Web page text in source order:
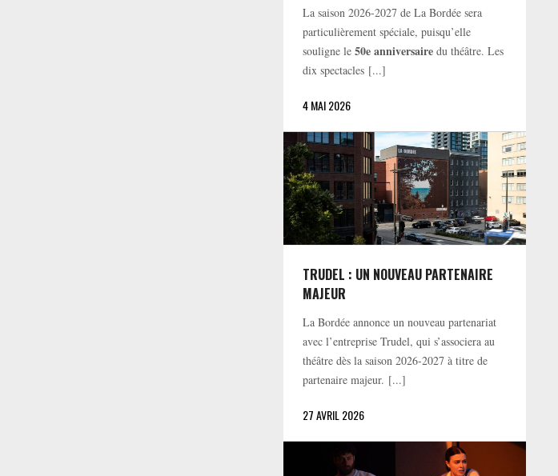
La saison 2026-2027 de La Bordée sera
particulièrement spéciale, puisqu’elle
souligne le50e anniversaire du théâtre. Les
dix spectacles [...]
4 MAI 2026
TRUDEL : UN NOUVEAU PARTENAIRE
MAJEUR
La Bordée annonce un nouveau partenariat
avec l’entreprise Trudel, qui s’associera au
théâtre dès la saison 2026-2027 à titre de
partenaire majeur. [...]
27 AVRIL 2026